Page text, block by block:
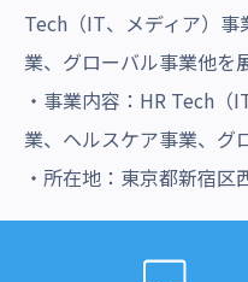
Tech（IT、メディア）
業、グローバル事業他を
・事業内容：HR Tech
業、ヘルスケア事業、グ
・所在地：東京都新宿